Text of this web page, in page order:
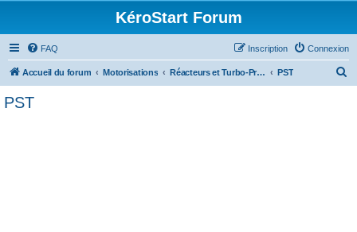
KéroStart Forum
FAQ Connexion
Inscription
Accueil du forum Motorisations Réacteurs et Turbo-Propulseurs PST
PST